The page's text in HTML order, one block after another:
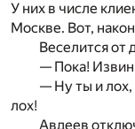
У них в числе
Москве. Вот,
Веселится от
— Пока!
— Ну ты и
лох!
Авдеев